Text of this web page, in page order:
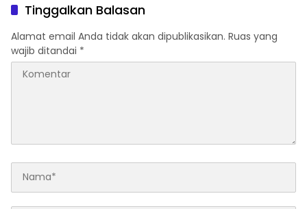
Tinggalkan Balasan
Alamat email Anda tidak akan dipublikasikan. Ruas yang
wajib ditandai *